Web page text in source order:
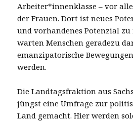
Arbeiter*innenklasse – vor
der Frauen. Dort ist neues
und vorhandenes Potenzial
warten Menschen geradezu
emanzipatorische
werden.
Die Landtagsfraktion aus
jüngst eine Umfrage zur
Land gemacht. Hier werden